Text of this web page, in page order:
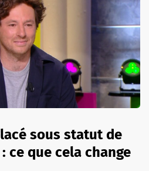
sous statut de
ce que cela change